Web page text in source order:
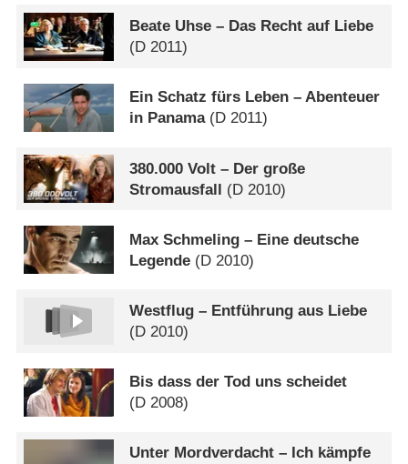
Beate Uhse – Das Recht auf Liebe
(D 2011)
Ein Schatz fürs Leben – Abenteuer
in Panama(D 2011)
380.000 Volt – Der große
Stromausfall (D 2010)
Max Schmeling – Eine deutsche
Legende (D 2010)
Westflug – Entführung aus Liebe
(D 2010)
Bis dass der Tod uns scheidet
(D 2008)
Unter Mordverdacht – Ich kämpfe